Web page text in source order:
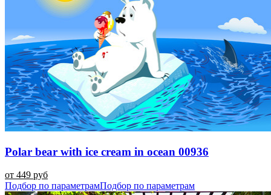
Polar bear with ice cream in ocean 00936
от 449 руб
Подбор по параметрамПодбор по параметрам